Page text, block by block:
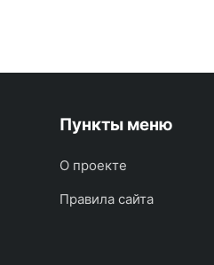
Пункты меню
О проекте
Правила сайта